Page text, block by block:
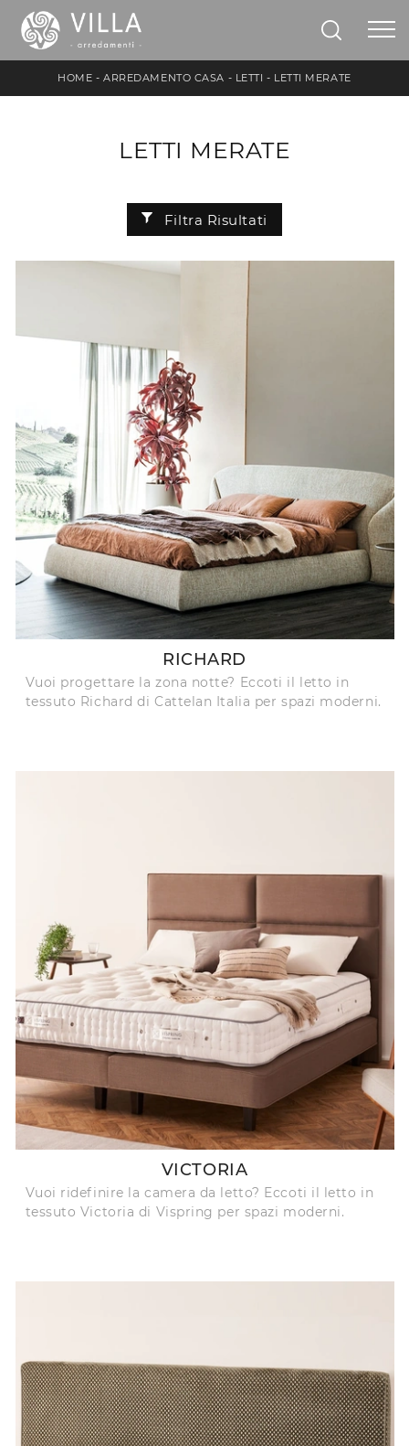
HOME -ARREDAMENTO CASA - LETTI - LETTI MERATE
LETTI MERATE
Filtra Risultati
RICHARD
Vuoi progettare la zona notte? Eccoti il letto in
tessuto Richard di Cattelan Italia per spazi moderni.
VICTORIA
Vuoi ridefinire la camera da letto? Eccoti il letto in
tessuto Victoria di Vispring per spazi moderni.